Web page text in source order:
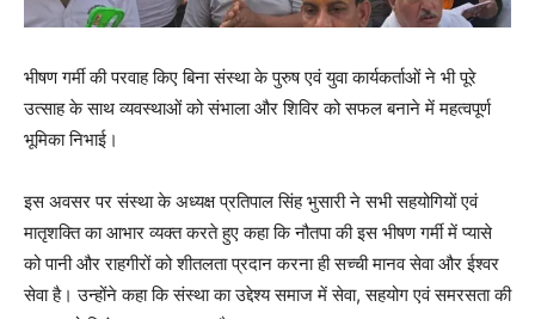
भीषण गर्मी की परवाह किए बिना संस्था के पुरुष एवं युवा कार्यकर्ताओं ने भी पूरे
उत्साह के साथ व्यवस्थाओं को संभाला और शिविर को सफल बनाने में महत्वपूर्ण
भूमिका निभाई।
इस अवसर पर संस्था के अध्यक्ष प्रतिपाल सिंह भुसारी ने सभी सहयोगियों एवं
मातृशक्ति का आभार व्यक्त करते हुए कहा कि नौतपा की इस भीषण गर्मी में प्यासे
को पानी और राहगीरों को शीतलता प्रदान करना ही सच्ची मानव सेवा और ईश्वर
सेवा है। उन्होंने कहा कि संस्था का उद्देश्य समाज में सेवा, सहयोग एवं समरसता की